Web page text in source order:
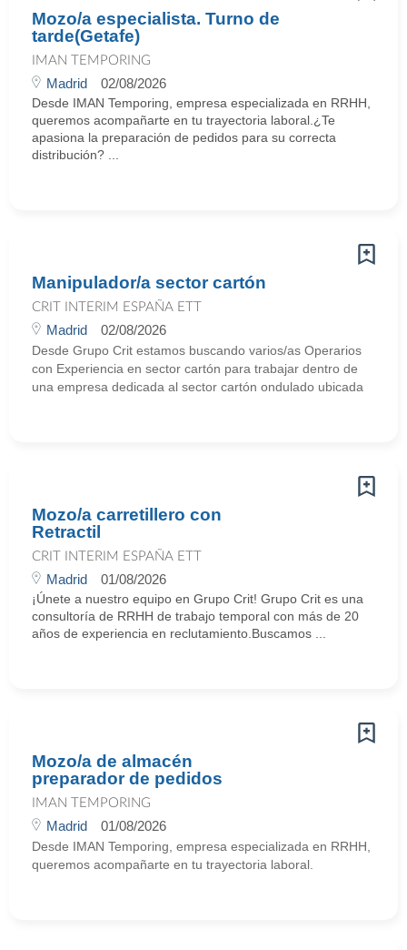
Mozo/a especialista. Turno de
tarde(Getafe)
IMAN TEMPORING
Madrid 02/08/2026
Desde IMAN Temporing, empresa especializada en RRHH,
queremos acompañarte en tu trayectoria laboral.¿Te
apasiona la preparación de pedidos para su correcta
distribución? ...
Manipulador/a sector cartón
CRIT INTERIM ESPAÑA ETT
Madrid 02/08/2026
Desde Grupo Crit estamos buscando varios/as Operarios
con Experiencia en sector cartón para trabajar dentro de
una empresa dedicada al sector cartón ondulado ubicada
Mozo/a carretillero con
Retractil
CRIT INTERIM ESPAÑA ETT
Madrid 01/08/2026
¡Únete a nuestro equipo en Grupo Crit! Grupo Crit es una
consultoría de RRHH de trabajo temporal con más de 20
años de experiencia en reclutamiento.Buscamos ...
Mozo/a de almacén
preparador de pedidos
IMAN TEMPORING
Madrid 01/08/2026
Desde IMAN Temporing, empresa especializada en RRHH,
queremos acompañarte en tu trayectoria laboral.